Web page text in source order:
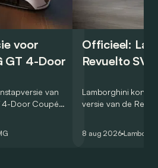
voor
GT 4-Door
van
4-Door Coupé
Officieel:
Revuelto SV
Lamborghini
versie van de
een record voor
8 aug 2026